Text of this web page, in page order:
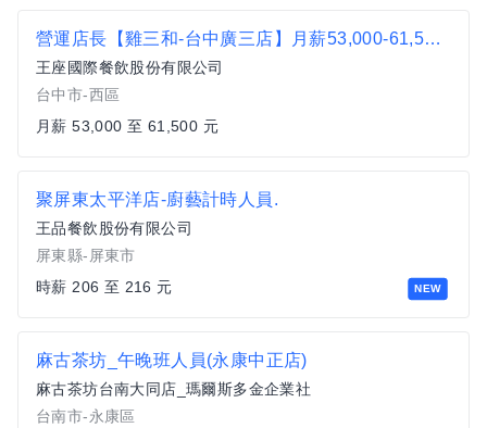
營運店長【雞三和-台中廣三店】月薪53,000-61,500 #另有門市達標獎金
王座國際餐飲股份有限公司
台中市-西區
月薪 53,000 至 61,500 元
NEW
聚屏東太平洋店-廚藝計時人員.
王品餐飲股份有限公司
屏東縣-屏東市
時薪 206 至 216 元
麻古茶坊_午晚班人員(永康中正店)
麻古茶坊台南大同店_瑪爾斯多金企業社
台南市-永康區